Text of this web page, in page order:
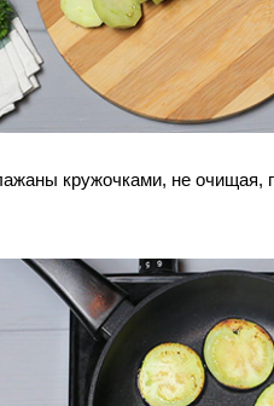
кружочками, не очищая,